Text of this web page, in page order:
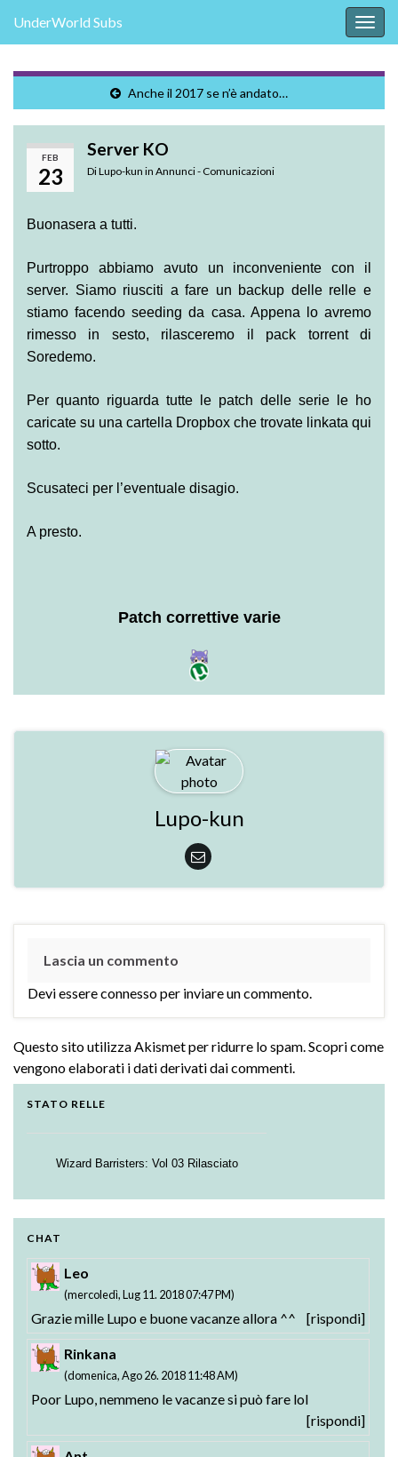
la
UnderWorld Subs
Anche il 2017 se n’è andato…
FEB
23
Server KO
DiLupo-kun in Annunci - Comunicazioni
Buonasera a tutti.
Purtroppo abbiamo avuto un inconveniente con il
server. Siamo riusciti a fare un backup delle relle e
stiamo facendo seeding da casa. Appena lo avremo
rimesso in sesto, rilasceremo il pack torrent di
Soredemo.
Per quanto riguarda tutte le patch delle serie le ho
caricate su una cartella Dropbox che trovate linkata qui
sotto.
Scusateci per l’eventuale disagio.
A presto.
Patch correttive varie
Lupo-kun
Lascia un commento
Devi essereconnessoper inviare un commento.
Questo sito utilizza Akismet per ridurre lo spam.Scopri come
vengono elaborati i dati derivati dai commenti.
STATO RELLE
Wizard Barristers: Vol 03 Rilasciato
Strike the Blood - Valkyria no Oukoku-hen:
CHAT
Leo
(mercoledì, Lug 11. 2018 07:47 PM)
Grazie mille Lupo e buone vacanze allora ^^ [rispondi]
Rinkana
(domenica, Ago 26. 2018 11:48 AM)
Poor Lupo, nemmeno le vacanze si può fare lol
[rispondi]